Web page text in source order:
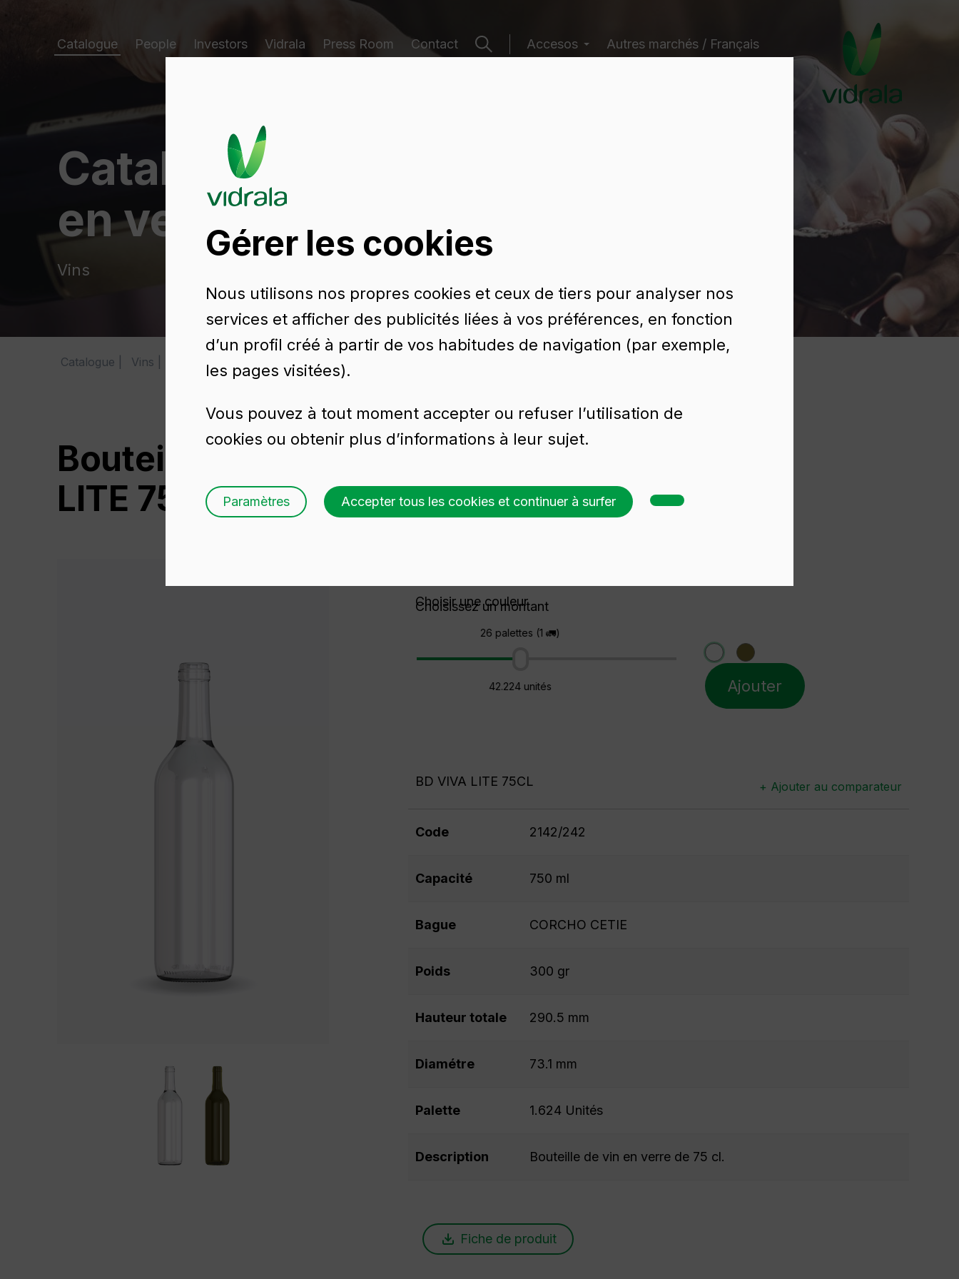
Catalogue People Investors Vidrala Press Room Contact Accesos Autres marchés / Français
Catalogue de récipients
en verre
Vins
Catalogue Vins BD VIVA LITE 75CL
Bouteille de vin en verre BD VIVA
LITE 75CL
Choisissez un montant
26 palettes (1 🚛)
42.224 unités
Choisir une couleur
Ajouter
BD VIVA LITE 75CL + Ajouter au comparateur
Code 2142/242
Capacité 750 ml
Bague CORCHO CETIE
Poids 300 gr
Hauteur totale 290.5 mm
Diamétre 73.1 mm
Palette 1.624 Unités
Description Bouteille de vin en verre de 75 cl.
Fiche de produit
Gérer les cookies
Nous utilisons nos propres cookies et ceux de tiers pour analyser nos
services et afficher des publicités liées à vos préférences, en fonction
d’un profil créé à partir de vos habitudes de navigation (par exemple,
les pages visitées).
Vous pouvez à tout moment accepter ou refuser l’utilisation de
cookies ou obtenir plus d’informations à leur sujet.
Paramètres Accepter tous les cookies et continuer à surfer